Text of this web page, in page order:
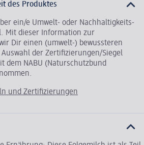
des Produktes
ein/e Umwelt- oder Nachhaltigkeits-
Mit dieser Information zur
Dir einen (umwelt-) bewussteren
der Zertifizierungen/Siegel
dem NABU (Naturschutzbund
und Zertifizierungen